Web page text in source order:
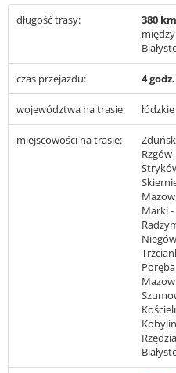
długość trasy: 380 km
czas przejazdu: 4
województwa na trasie:
miejscowości na trasie:
Rzgów
Marki -